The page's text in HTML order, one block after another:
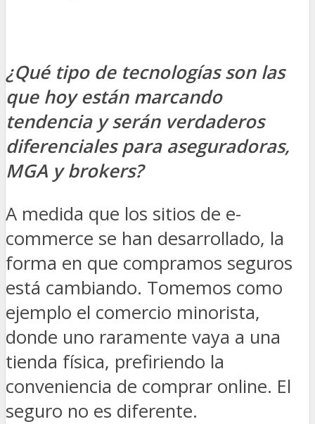
¿Qué tipo de tecnologías son las
que hoy están marcando
tendencia y serán verdaderos
diferenciales para aseguradoras,
MGA y brokers?
A medida que los sitios de e-
commerce se han desarrollado, la
forma en que compramos seguros
está cambiando. Tomemos como
ejemplo el comercio minorista,
donde uno raramente vaya a una
tienda física, prefiriendo la
conveniencia de comprar online. El
seguro no es diferente.